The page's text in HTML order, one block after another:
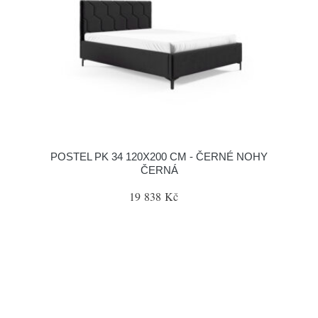
POSTEL PK 34 120X200 CM - ČERNÉ NOHY
ČERNÁ
19 838 Kč